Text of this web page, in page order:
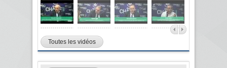
Toutes les vidéos